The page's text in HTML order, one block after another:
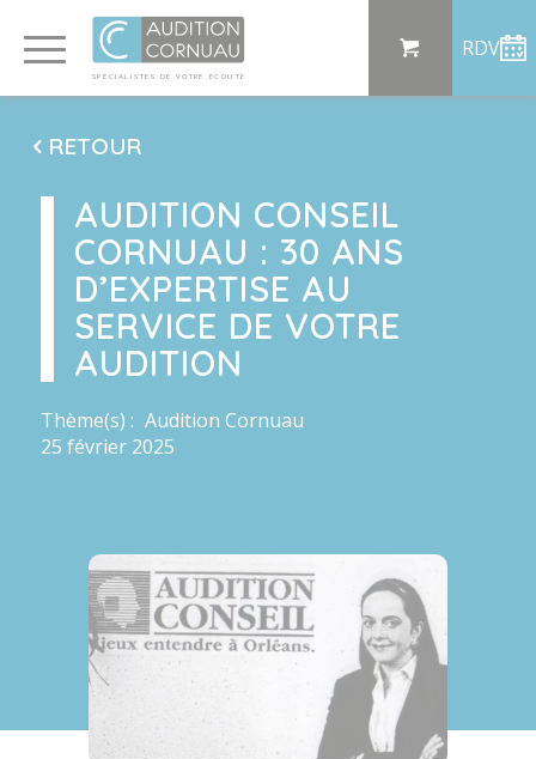
SP ÉCI AL I S TE S DE VO TRE ÉC OU TE
RDV
RETOUR
AUDITION CONSEIL
CORNUAU : 30 ANS
D’EXPERTISE AU
SERVICE DE VOTRE
AUDITION
Thème(s) : Audition Cornuau
25 février 2025
Panneau de gestion des cookies